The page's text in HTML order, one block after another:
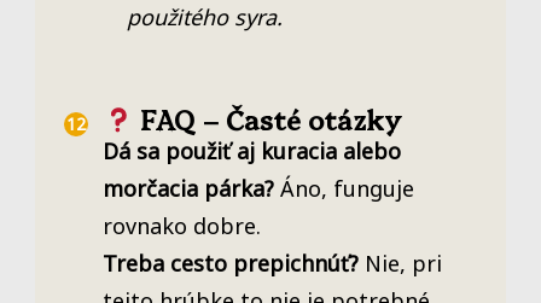
použitého syra.
FAQ – Časté otázky
Dá sa použiť aj kuracia alebo
morčacia párka? Áno, funguje
rovnako dobre.
Treba cesto prepichnúť? Nie, pri